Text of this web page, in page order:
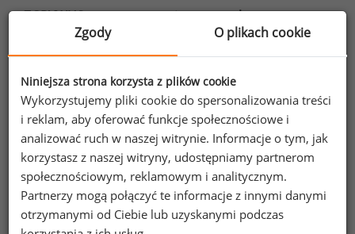
ZGRYWUS – energiczny, ekstrawertyczny,
komunikatywny
Myśląc o Zgrywusie ciężko znaleźć
charakterystyczne stanowisko korporacyjne, które
jednoznacznie pasowałoby do jego predyspozycji.
Być może mógłby się sprawdzić jakoHappiness
Manager, jednak jest to tak niszowe stanowisko,
że nie mamy odpowiednich danych
benchmarkowych o jego zarobkach.
Energiczna osobowość i łatwość w nawiązywaniu
Zgody O plikach cookie
Niniejsza strona korzysta z plików cookie
Wykorzystujemy pliki cookie do spersonalizowania treści
i reklam, aby oferować funkcje społecznościowe i
analizować ruch w naszej witrynie. Informacje o tym, jak
korzystasz z naszej witryny, udostępniamy partnerom
społecznościowym, reklamowym i analitycznym.
Partnerzy mogą połączyć te informacje z innymi danymi
otrzymanymi od Ciebie lub uzyskanymi podczas